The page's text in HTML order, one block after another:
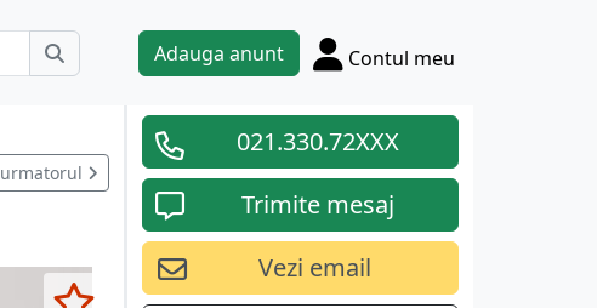
Adauga anunt Contul meu
urmatorul
021.330.72XXX
Trimite mesaj
Vezi email